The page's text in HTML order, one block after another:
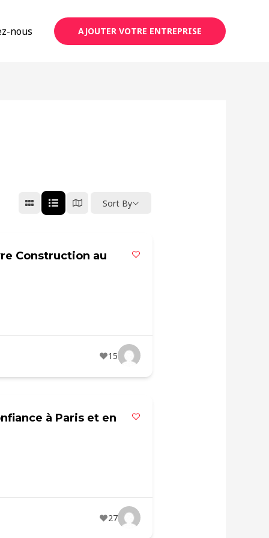
nous AJOUTER VOTRE ENTREPRISE
Sort By
Construction au
15
à Paris et en
27